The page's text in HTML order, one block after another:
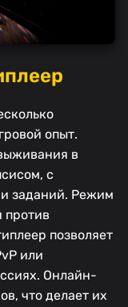
опыт.
в
с
заданий. Режим
позволяет
или
Онлайн-
что делает их